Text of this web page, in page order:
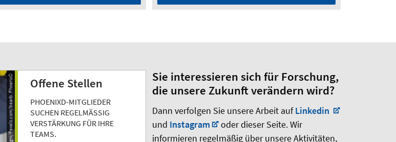
© Oleg Magni/Pexels.com/bearb. PhoenixD Offene Stellen
PHOENIXD-MITGLIEDER
SUCHEN REGELMÄSSIG V
ERSTÄRKUNG FÜR IHRE T
EAMS.
Sie interessieren sich für Forschung,
die unsere Zukunft verändern wird?
Dann verfolgen Sie unsere Arbeit aufLinkedin
und Instagram
oder dieser Seite. Wir
informieren regelmäßig über unsere Aktivitäten,